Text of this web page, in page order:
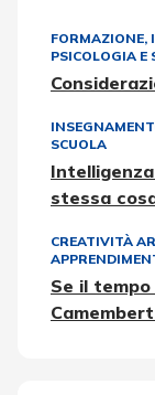
FORMAZIONE,
PSICOLOGIA E
SCUOLA
stessa
CREATIVITÀ
Se il